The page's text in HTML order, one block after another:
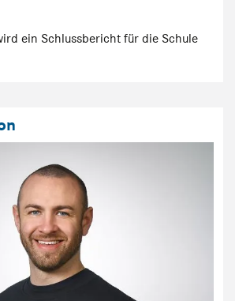
ein Schlussbericht für die Schule